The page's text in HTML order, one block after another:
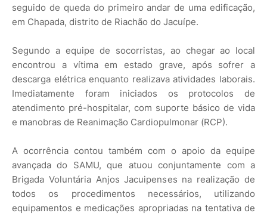
seguido de queda do primeiro andar de uma edificação,
em Chapada, distrito de Riachão do Jacuípe.
Segundo a equipe de socorristas, ao chegar ao local
encontrou a vítima em estado grave, após sofrer a
descarga elétrica enquanto realizava atividades laborais.
Imediatamente foram iniciados os protocolos de
atendimento pré-hospitalar, com suporte básico de vida
e manobras de Reanimação Cardiopulmonar (RCP).
A ocorrência contou também com o apoio da equipe
avançada do SAMU, que atuou conjuntamente com a
Brigada Voluntária Anjos Jacuipenses na realização de
todos os procedimentos necessários, utilizando
equipamentos e medicações apropriadas na tentativa de